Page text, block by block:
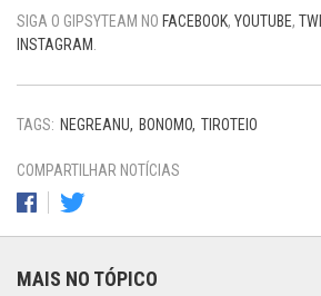
SIGA O GIPSYTEAM NO FACEBOOK, YOUTUBE,
INSTAGRAM.
TAGS: NEGREANU BONOMO TIROTEIO
COMPARTILHAR NOTÍCIAS
MAIS NO TÓPICO